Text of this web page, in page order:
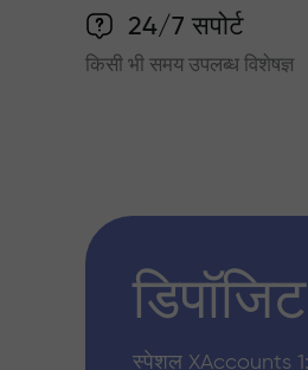
24/7 सपोर्ट
किसी भी समय उपलब्ध विशेषज्ञ
स्पेशल XAccounts